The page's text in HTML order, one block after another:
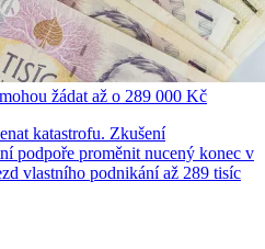
žádat až o 289 000 Kč
katastrofu. Zkušení
podpoře proměnit nucený konec v
vlastního podnikání až 289 tisíc